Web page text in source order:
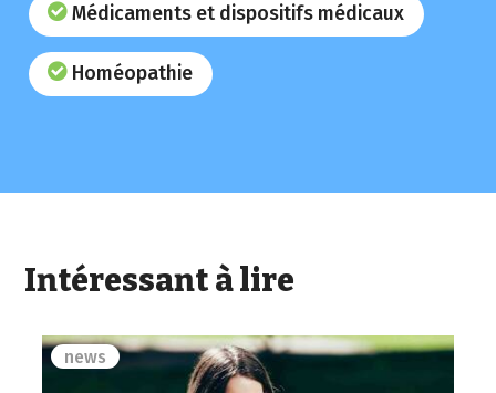
Médicaments et dispositifs médicaux
Homéopathie
Intéressant à lire
news